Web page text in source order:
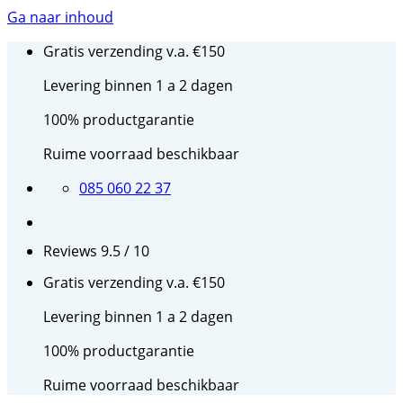
Ga naar inhoud
Gratis verzending v.a. €150
Levering binnen 1 a 2 dagen
100% productgarantie
Ruime voorraad beschikbaar
085 060 22 37
Reviews 9.5 / 10
Gratis verzending v.a. €150
Levering binnen 1 a 2 dagen
100% productgarantie
Ruime voorraad beschikbaar